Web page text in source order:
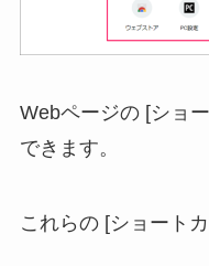
Webページの [ショ
できます。
これらの [ショート